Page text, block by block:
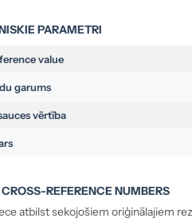
PARAMETRI
value
garums
vērtība
REFERENCE NUMBERS
atbilst sekojošiem oriģinālajiem